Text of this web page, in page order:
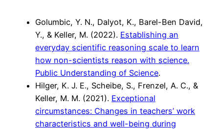
Golumbic, Y. N., Dalyot, K., Barel-Ben David,
Y., & Keller, M. (2022). Establishing an
everyday scientific reasoning scale to learn
how non-scientists reason with science.
Public Understanding of Science.
Hilger, K. J. E., Scheibe, S., Frenzel, A. C., &
Keller, M. M. (2021). Exceptional
circumstances: Changes in teachers’ work
characteristics and well-being during